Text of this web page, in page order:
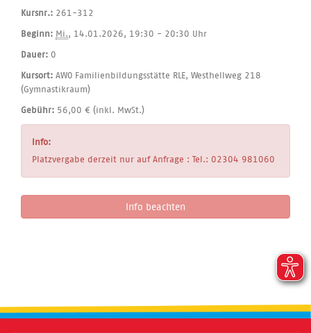
Kursnr.: 261-312
Beginn: Mi., 14.01.2026, 19:30 - 20:30 Uhr
Dauer: 0
Kursort: AWO Familienbildungsstätte RLE, Westhellweg 218
(Gymnastikraum)
Gebühr: 56,00 € (inkl. MwSt.)
Info:
Platzvergabe derzeit nur auf Anfrage : Tel.: 02304 981060
Info beachten